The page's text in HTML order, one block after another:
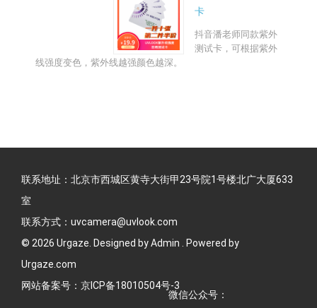
卡
抖音潘老师同款紫外
测试卡，可根据紫外
线强度变色，紫外线越强颜色越深。
联系地址：北京市西城区黄寺大街甲23号院1号楼北广大厦633
室
联系方式：uvcamera@uvlook.com
© 2026 Urgaze. Designed byAdmin . Powered by
Urgaze.com
网站备案号： 京ICP备18010504号-3
微信公众号：